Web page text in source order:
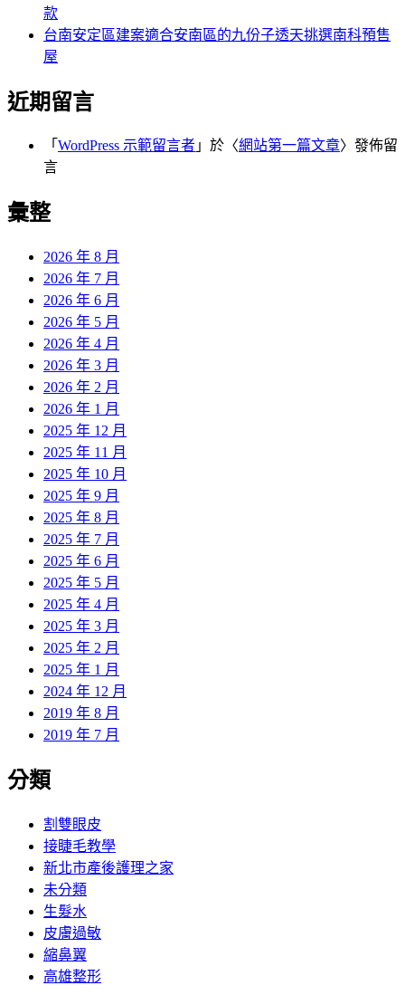
款
台南安定區建案適合安南區的九份子透天挑選南科預售
屋
近期留言
「 WordPress 示範留言者 」於〈網站第一篇文章〉發佈留
言
彙整
2026 年 8 月
2026 年 7 月
2026 年 6 月
2026 年 5 月
2026 年 4 月
2026 年 3 月
2026 年 2 月
2026 年 1 月
2025 年 12 月
2025 年 11 月
2025 年 10 月
2025 年 9 月
2025 年 8 月
2025 年 7 月
2025 年 6 月
2025 年 5 月
2025 年 4 月
2025 年 3 月
2025 年 2 月
2025 年 1 月
2024 年 12 月
2019 年 8 月
2019 年 7 月
分類
割雙眼皮
接睫毛教學
新北市產後護理之家
未分類
生髮水
皮膚過敏
縮鼻翼
高雄整形